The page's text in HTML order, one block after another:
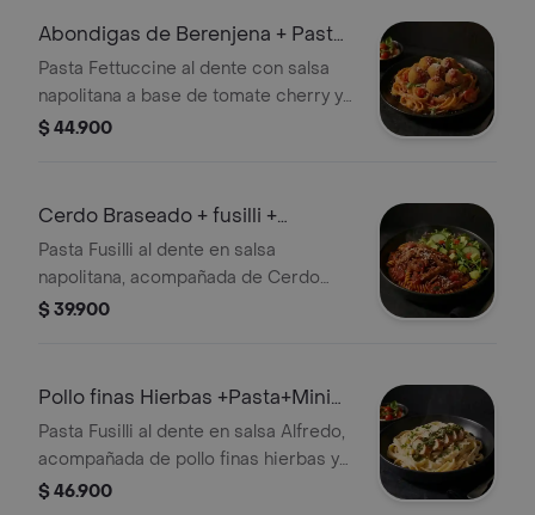
Abondigas de Berenjena + Pasta
+Caprese
Pasta Fettuccine al dente con salsa
napolitana a base de tomate cherry y
albahaca, acompañada de albóndigas
$ 44.900
Cerdo Braseado + fusilli +
ensalada
Pasta Fusilli al dente en salsa
napolitana, acompañada de Cerdo
Braseado y ensalda con lechuga,
$ 39.900
Pollo finas Hierbas +Pasta+Mini
Caprese
Pasta Fusilli al dente en salsa Alfredo,
acompañada de pollo finas hierbas y
mini caprese con burrata, tomate
$ 46.900